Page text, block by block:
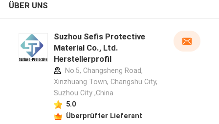
ÜBER UNS
Suzhou Sefis Protective
Material Co., Ltd.
Herstellerprofil
No.5, Changsheng Road,
Xinzhuang Town, Changshu City,
Suzhou City ,China
5.0
Überprüfter Lieferant